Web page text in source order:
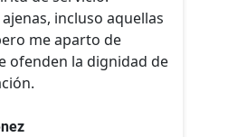
incluso aquellas
me aparto de
ofenden la dignidad de